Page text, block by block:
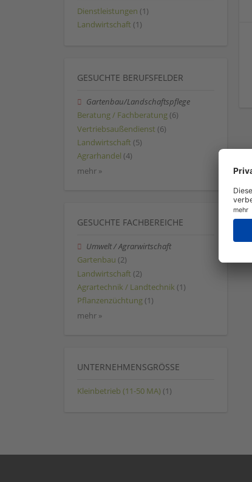
Dienstleistungen (1)
Landwirtschaft (1)
GESUCHTE BERUFSFELDER
Gartenbau/Landschaftspflege
Beratung / Fachberatung (6)
Vertriebsaußendienst (6)
Landwirtschaft (5)
Agrarhandel (4)
mehr »
GESUCHTE FACHBEREICHE
Umwelt / Agrarwirtschaft
Gartenbau (2)
Landwirtschaft (2)
Agrartechnik / Landtechnik (1)
Pflanzenzüchtung (1)
mehr »
UNTERNEHMENSGRÖSSE
Kleinbetrieb (11-50 MA) (1)